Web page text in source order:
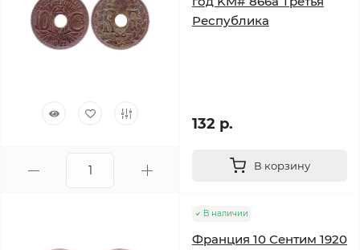
Республика
132 р.
В корзину
В наличии
Франция 10 Сентим 1920